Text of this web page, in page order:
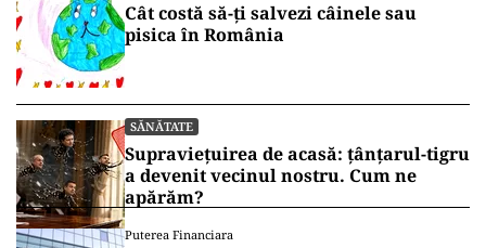
Cât costă să-ți salvezi câinele sau
pisica în România
SĂNĂTATE
Supraviețuirea de acasă: țânțarul-tigru
a devenit vecinul nostru. Cum ne
apărăm?
Puterea Financiara